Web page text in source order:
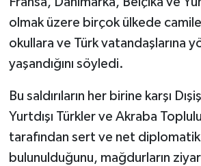
olmak üzere birçok ülkede
okullara ve Türk vatandaşlarına
yaşandığını söyledi.
Bu saldırıların her birine karşı
Yurtdışı Türkler ve Akraba
tarafından sert ve net
bulunulduğunu, mağdurların